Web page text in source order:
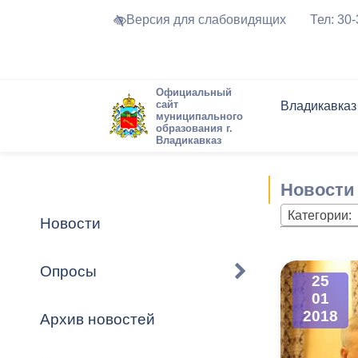
Версия для слабовидящих Тел:
Официальный
сайт
муниципального
образования г.
Владикавказ
Владикавказ
Устав города
Города-
городского
Торги и
Формы
Обратная
Комиссии
График
Новостная
Актуально
Новости
Опросы
Архив новостей
Новости
Категории:
25
01
2018